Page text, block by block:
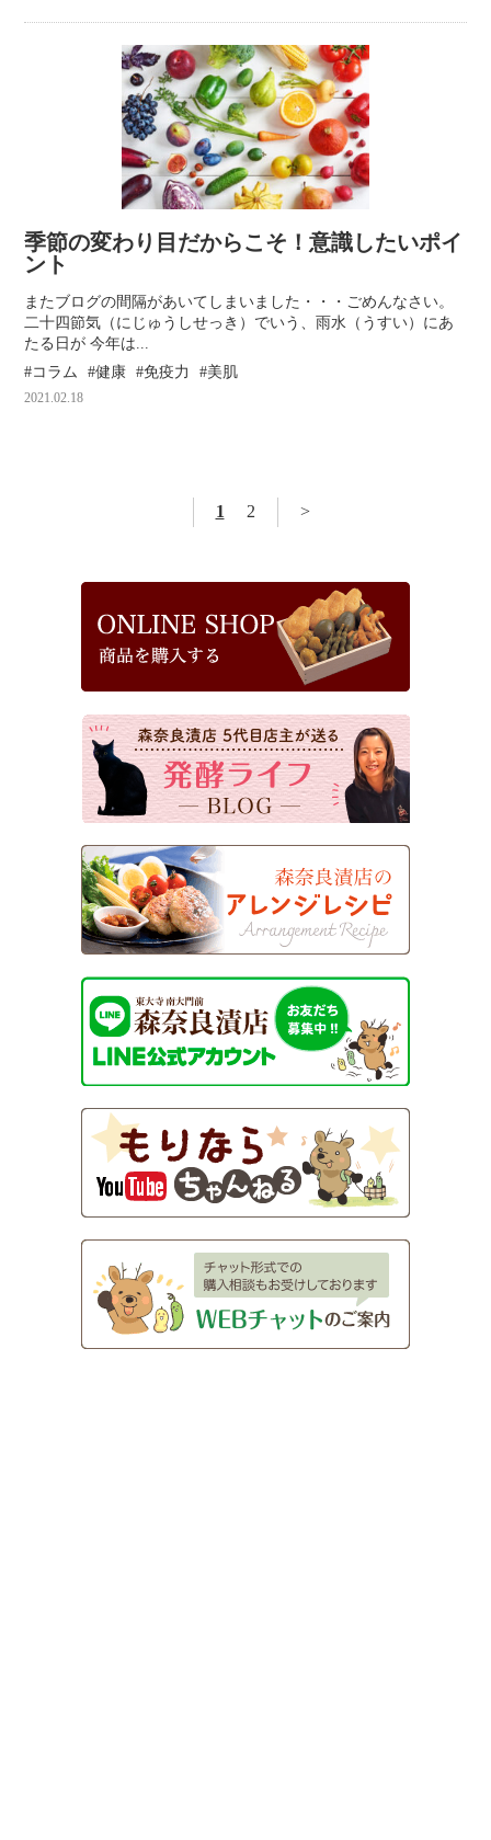
季節の変わり目だからこそ！意識したいポイ
ント
またブログの間隔があいてしまいました・・・ごめんなさい。
二十四節気（にじゅうしせっき）でいう、雨水（うすい）にあ
たる日が 今年は...
コラム
健康 免疫力 美肌
2021.02.18
1 2 >